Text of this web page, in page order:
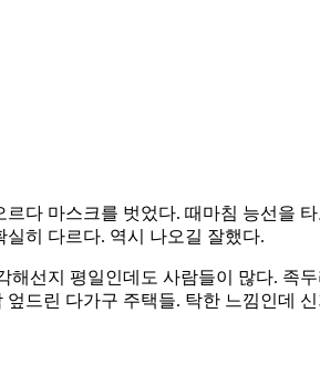
다 마스크를 벗었다. 때마침 능선을
히 다르다. 역시 나오길 잘했다.
선지 평일인데도 사람들이 많다.
드린 다가구 주택들. 탁한 느낌인데